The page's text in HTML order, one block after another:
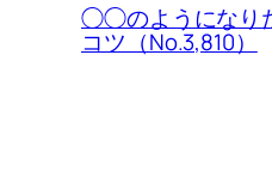
◯◯のようになり
コツ（No.3,810）